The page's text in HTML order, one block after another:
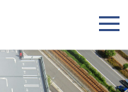
メ
ュ
ー